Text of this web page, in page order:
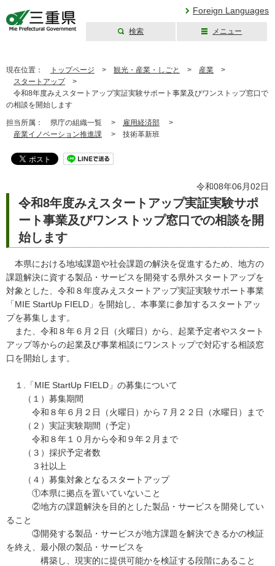
Foreign Languages
検索 メニュー
現在位置： トップページ > 観光・産業・しごと > 産業 >
スタートアップ>
令和8年度みえスタートアップ実証実験サポート事業及びワンストップ窓口で
の相談を開始します
担当所属： 県庁の組織一覧 > 雇用経済部 >
産業イノベーション推進課 > 技術革新班
令和08年06月02日
令和8年度みえスタートアップ実証実験サポ
ート事業及びワンストップ窓口での相談を開
始します
本県における地域課題や社会課題の解決を促進するため、地方の
課題解決に資する製品・サービスを開発する県外スタートアップを
対象とした、令和８年度みえスタートアップ実証実験サポート事業
「MIE StartUp FIELD」を開始し、本事業に参加するスタートアッ
プを募集します。
また、令和８年６月２日（火曜日）から、起業予定者やスタート
アップ等からの起業及び事業相談にワンストップで対応する相談窓
口を開始します。
１.「MIE StartUp FIELD」の募集について
（１）募集期間
令和８年６月２日（火曜日）から７月２２日（水曜日）まで
（２）実証実験期間（予定）
令和８年１０月から令和９年２月まで
（３）採択予定者数
３社以上
（４）募集対象となるスタートアップ
①本県に拠点を置いていないこと
②地方の課題解決を目的とした製品・サービスを開発してい
ること
③開発する製品・サービスが地方課題を解決できるかの検証
を終え、最小限の製品・サービスを
構築し、現実的に提供可能かを検証する段階にあること